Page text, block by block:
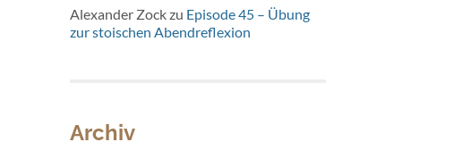
Alexander Zockzu Episode 45 – Übung
zur stoischen Abendreflexion
Archiv